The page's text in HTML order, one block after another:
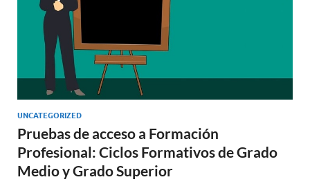
UNCATEGORIZED
Pruebas de acceso a Formación
Profesional: Ciclos Formativos de Grado
Medio y Grado Superior